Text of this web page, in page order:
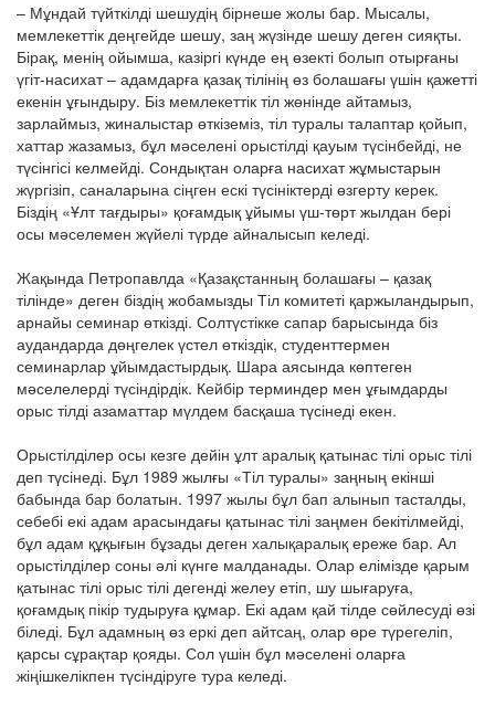
– Мұндай түйткілді шешудің бірнеше жолы бар. Мысалы,
мемлекеттік деңгейде шешу, заң жүзінде шешу деген сияқты.
Бірақ, менің ойымша, казіргі күнде ең өзекті болып отырғаны
үгіт-насихат – адамдарға қазақ тілінің өз болашағы үшін қажетті
екенін ұғындыру. Біз мемлекеттік тіл жөнінде айтамыз,
зарлаймыз, жиналыстар өткіземіз, тіл туралы талаптар қойып,
хаттар жазамыз, бұл мәселені орыстілді қауым түсінбейді, не
түсінгісі келмейді. Сондықтан оларға насихат жұмыстарын
жүргізіп, саналарына сіңген ескі түсініктерді өзгерту керек.
Біздің «Ұлт тағдыры» қоғамдық ұйымы үш-төрт жылдан бері
осы мәселемен жүйелі түрде айналысып келеді.
Жақында Петропавлда «Қазақстанның болашағы – қазақ
тілінде» деген біздің жобамызды Тіл комитеті қаржыландырып,
арнайы семинар өткізді. Солтүстікке сапар барысында біз
аудандарда дөңгелек үстел өткіздік, студенттермен
семинарлар ұйымдастырдық. Шара аясында көптеген
мәселелерді түсіндірдік. Кейбір терминдер мен ұғымдарды
орыс тілді азаматтар мүлдем басқаша түсінеді екен.
Орыстілділер осы кезге дейін ұлт аралық қатынас тілі орыс тілі
деп түсінеді. Бұл 1989 жылғы «Тіл туралы» заңның екінші
бабында бар болатын. 1997 жылы бұл бап алынып тасталды,
себебі екі адам арасындағы қатынас тілі заңмен бекітілмейді,
бұл адам құқығын бұзады деген халықаралық ереже бар. Ал
орыстілділер соны әлі күнге малданады. Олар елімізде қарым
қатынас тілі орыс тілі дегенді желеу етіп, шу шығаруға,
қоғамдық пікір тудыруға құмар. Екі адам қай тілде сөйлесуді өзі
біледі. Бұл адамның өз еркі деп айтсаң, олар өре түрегеліп,
қарсы сұрақтар қояды. Сол үшін бұл мәселені оларға
жіңішкелікпен түсіндіруге тура келеді.